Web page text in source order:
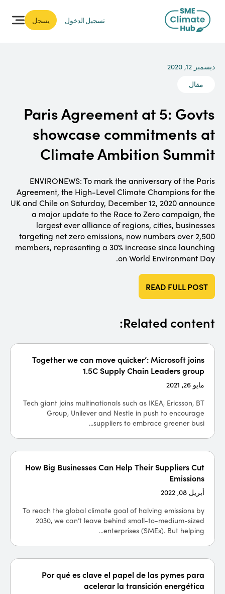
تسجيل الدخول يسجل
ديسمبر 12, 2020
مقال
Paris Agreement at 5: Govts
showcase commitments at
Climate Ambition Summit
ENVIRONEWS: To mark the anniversary of the Paris
Agreement, the High-Level Climate Champions for the
UK and Chile on Saturday, December 12, 2020 announce
a major update to the Race to Zero campaign, the
largest ever alliance of regions, cities, businesses
targeting net zero emissions, now numbers over 2,500
members, representing a 30% increase since launching
on World Environment Day.
READ FULL POST
Related content:
Together we can move quicker’: Microsoft joins
1.5C Supply Chain Leaders group
مايو 26, 2021
Tech giant joins multinationals such as IKEA, Ericsson, BT
Group, Unilever and Nestle in push to encourage
suppliers to embrace greener busi...
How Big Businesses Can Help Their Suppliers Cut
Emissions
أبريل 08, 2022
To reach the global climate goal of halving emissions by
2030, we can’t leave behind small-to-medium-sized
enterprises (SMEs). But helping...
Por qué es clave el papel de las pymes para
acelerar la transición energética